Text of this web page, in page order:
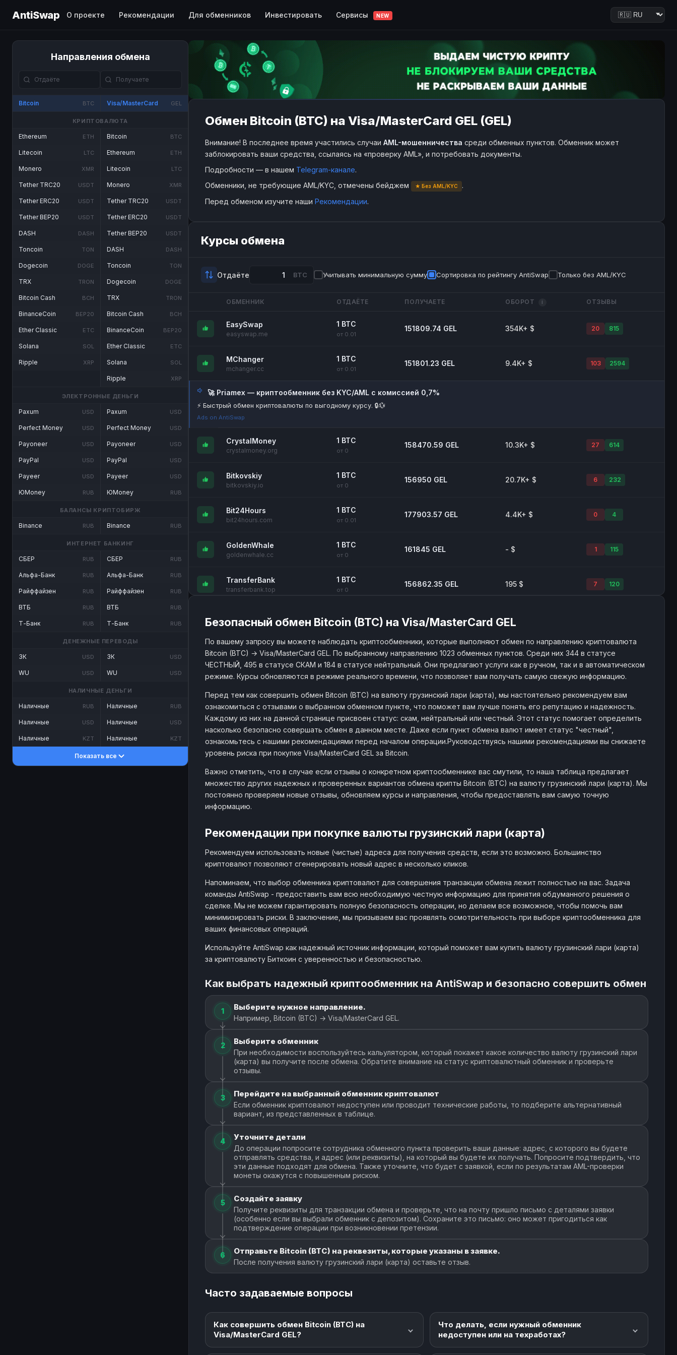
AntiSwap О проекте Рекомендации Для обменников Инвестировать Сервисы NEW
Направления обмена
Bitcoin BTC Visa/MasterCard GEL
КРИПТОВАЛЮТА
Ethereum ETH
Litecoin LTC
Monero XMR
Tether TRC20 USDT
Tether ERC20 USDT
Tether BEP20 USDT
DASH DASH
Toncoin TON
Dogecoin DOGE
TRX TRON
Bitcoin Cash BCH
BinanceCoin BEP20
Ether Classic ETC
Solana SOL
Ripple XRP
Bitcoin BTC
Ethereum ETH
Litecoin LTC
Monero XMR
Tether TRC20 USDT
Tether ERC20 USDT
Tether BEP20 USDT
DASH DASH
Toncoin TON
Dogecoin DOGE
TRX TRON
Bitcoin Cash BCH
BinanceCoin BEP20
Ether Classic ETC
Solana SOL
Ripple XRP
ЭЛЕКТРОННЫЕ ДЕНЬГИ
Paxum USD
Perfect Money USD
Payoneer USD
PayPal USD
Payeer USD
ЮMoney RUB
Paxum USD
Perfect Money USD
Payoneer USD
PayPal USD
Payeer USD
ЮMoney RUB
БАЛАНСЫ КРИПТОБИРЖ
Binance RUB Binance RUB
ИНТЕРНЕТ БАНКИНГ
СБЕР RUB
Альфа-Банк RUB
Райффайзен RUB
ВТБ RUB
Т-Банк RUB
СБЕР RUB
Альфа-Банк RUB
Райффайзен RUB
ВТБ RUB
Т-Банк RUB
ДЕНЕЖНЫЕ ПЕРЕВОДЫ
ЗК USD
WU USD
ЗК USD
WU USD
НАЛИЧНЫЕ ДЕНЬГИ
Наличные RUB
Наличные USD
Наличные KZT
Наличные RUB
Наличные USD
Наличные KZT
Показать все
Обмен Bitcoin (BTC) на Visa/MasterCard GEL (GEL)
Внимание! В последнее время участились случаи AML-мошенничества среди обменных пунктов. Обменник может
заблокировать ваши средства, ссылаясь на «проверку AML», и потребовать документы.
Подробности — в нашем Telegram-канале.
Обменники, не требующие AML/KYC, отмечены бейджем
★ Без AML/KYC
.
Перед обменом изучите наши Рекомендации.
Курсы обмена
Отдаёте BTC Учитывать минимальную сумму Сортировка по рейтингу AntiSwap Только без AML/KYC
ОБМЕННИК ОТДАЁТЕ ПОЛУЧАЕТЕ ОБОРОТ i ОТЗЫВЫ
EasySwap
easyswap.me
1 BTC
от 0.01
151809.74 GEL 354K+ $ 20 815
MChanger
mchanger.cc
1 BTC
от 0.01
151801.23 GEL 9.4K+ $ 103 2594
🚀 Priamex — криптообменник без KYC/AML с комиссией 0,7%
⚡ Быстрый обмен криптовалюты по выгодному курсу. 🔒💱
Ads on AntiSwap
CrystalMoney
crystalmoney.org
1 BTC
от 0
158470.59 GEL 10.3K+ $ 27 614
Bitkovskiy
bitkovskiy.io
1 BTC
от 0
156950 GEL 20.7K+ $ 6 232
Bit24Hours
bit24hours.com
1 BTC
от 0.01
177903.57 GEL 4.4K+ $ 0 4
GoldenWhale
goldenwhale.cc
1 BTC
от 0
161845 GEL - $ 1 115
TransferBank
transferbank.top
1 BTC
от 0
156862.35 GEL 195 $ 7 120
fastex.biz от 0.01
164735.1 GEL - $
Bitality
bitality.cc
1 BTC
159228.87 GEL 11.5K+ $ 107 3303
kriptomenyalka.com от 0.32
BitokAi
bitok.ai
1 BTC
от 0
173077.52 GEL - $ 45 1031
BulldogExchange 1 BTC
166858.82 GEL
TJSpay
tjspay.com
1 BTC
от 0.01
166636.2 GEL - $ 109
exwm.cc от 0
170 $
BelkaPay
belkapay.cc
1 BTC
от 0
166243.91 GEL
ExBaza
exbaza.com
1 BTC
от 0.01
165894.73 GEL 26.5K+ $ 208 2565
Crystal-Trade
UAchanger 1 BTC
AppBit
appbit.net
1 BTC
от 0
btc2pay.org
Bitok777 1 BTC
2rbina
2rbina.net от 0.01
165320.29 GEL - $ 430 5805
EasyGlobal
easyglobal.org от 0.01
ObmenoFF 1 BTC
от 0.01
CashRocket
cashrocket.online от 0.01
164722.75 GEL - $ 18 615
wx.money от 0.01
ChangeProject 1 BTC
FloatChange
от 0
164150.51 GEL - $ 33 5510
CoolCoin 163831.3 GEL 12.9K+ $ 72 2988
Безопасный обмен Bitcoin (BTC) на Visa/MasterCard GEL
По вашему запросу вы можете наблюдать криптообменники, которые выполняют обмен по направлению криптовалюта
Bitcoin (BTC) → Visa/MasterCard GEL. По выбранному направлению 1023 обменных пунктов. Среди них 344 в статусе
ЧЕСТНЫЙ, 495 в статусе СКАМ и 184 в статусе нейтральный. Они предлагают услуги как в ручном, так и в автоматическом
режиме. Курсы обновляются в режиме реального времени, что позволяет вам получать самую свежую информацию.
Перед тем как совершить обмен Bitcoin (BTC) на валюту грузинский лари (карта), мы настоятельно рекомендуем вам
ознакомиться с отзывами о выбранном обменном пункте, что поможет вам лучше понять его репутацию и надежность.
Каждому из них на данной странице присвоен статус: скам, нейтральный или честный. Этот статус помогает определить
насколько безопасно совершать обмен в данном месте. Даже если пункт обмена валют имеет статус "честный",
ознакомьтесь с нашими рекомендациями перед началом операции.Руководствуясь нашими рекомендациями вы снижаете
уровень риска при покупке Visa/MasterCard GEL за Bitcoin.
Важно отметить, что в случае если отзывы о конкретном криптообменнике вас смутили, то наша таблица предлагает
множество других надежных и проверенных вариантов обмена крипты Bitcoin (BTC) на валюту грузинский лари (карта). Мы
постоянно проверяем новые отзывы, обновляем курсы и направления, чтобы предоставлять вам самую точную
информацию.
Рекомендации при покупке валюты грузинский лари (карта)
Рекомендуем использовать новые (чистые) адреса для получения средств, если это возможно. Большинство
криптовалют позволяют сгенерировать новый адрес в несколько кликов.
Напоминаем, что выбор обменника криптовалют для совершения транзакции обмена лежит полностью на вас. Задача
команды AntiSwap - предоставить вам всю необходимую честную информацию для принятия обдуманного решения о
сделке. Мы не можем гарантировать полную безопасность операции, но делаем все возможное, чтобы помочь вам
минимизировать риски. В заключение, мы призываем вас проявлять осмотрительность при выборе криптообменника для
ваших финансовых операций.
Используйте AntiSwap как надежный источник информации, который поможет вам купить валюту грузинский лари (карта)
за криптовалюту Биткоин с уверенностью и безопасностью.
Как выбрать надежный криптообменник на AntiSwap и безопасно совершить обмен
1 Выберите нужное направление.
Например, Bitcoin (BTC) → Visa/MasterCard GEL.
2 Выберите обменник
При необходимости воспользуйтесь кальулятором, который покажет какое количество валюту грузинский лари
(карта) вы получите после обмена. Обратите внимание на статус криптовалютный обменник и проверьте
отзывы.
3 Перейдите на выбранный обменник криптовалют
Если обменник криптовалют недоступен или проводит технические работы, то подберите альтернативный
вариант, из представленных в таблице.
4 Уточните детали
До операции попросите сотрудника обменного пункта проверить ваши данные: адрес, с которого вы будете
отправлять средства, и адрес (или реквизиты), на который вы будете их получать. Попросите подтвердить, что
эти данные подходят для обмена. Также уточните, что будет с заявкой, если по результатам AML-проверки
монеты окажутся с повышенным риском.
5 Создайте заявку
Получите реквизиты для транзакции обмена и проверьте, что на почту пришло письмо с деталями заявки
(особенно если вы выбрали обменник с депозитом). Сохраните это письмо: оно может пригодиться как
подтверждение операции при возникновении претензии.
6 Отправьте Bitcoin (BTC) на реквезиты, которые указаны в заявке.
После получения валюту грузинский лари (карта) оставьте отзыв.
Часто задаваемые вопросы
Как совершить обмен Bitcoin (BTC) на
Visa/MasterCard GEL?
Что делать, если нужный обменник
недоступен или на техработах?